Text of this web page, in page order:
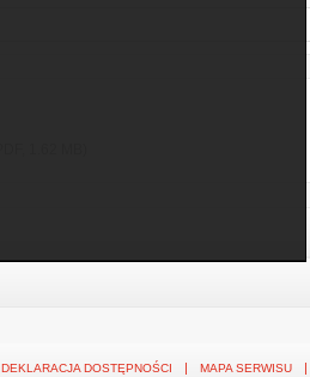
DEKLARACJA DOSTĘPNOŚCI MAPA SERWISU